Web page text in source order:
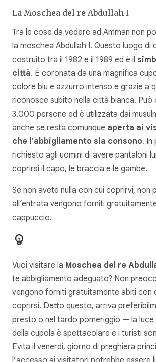
La Moschea del re Abdullah I
Tra le cose da vedere ad Amman non
la moschea Abdullah I. Questo luogo di
costruito tra il 1982 e il 1989 ed è il
città. È coronata da una magnifica
colore blu e azzurro intenso e grazie a
riconosce subito nella città bianca. Può
3.000 persone ed è utilizzata dai
anche se resta comunque aperta ai
che l’abbigliamento sia consono. In
richiesto agli uomini di avere pantaloni
coprirsi il capo, le braccia e le gambe.
Se non avete nulla con cui coprirvi, non
all’entrata vengono forniti
cappuccio.
Vuoi visitare la Moschea del re
te abbigliamento adeguato? Non
vengono forniti gratuitamente abiti con
coprirsi. Detto questo, arriva
presto o nel tardo pomeriggio — la luce
della cupola è spettacolare e i turisti
Evita il venerdì, giorno di preghiera